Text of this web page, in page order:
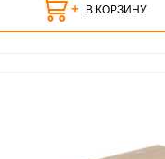
+ В КОРЗИНУ